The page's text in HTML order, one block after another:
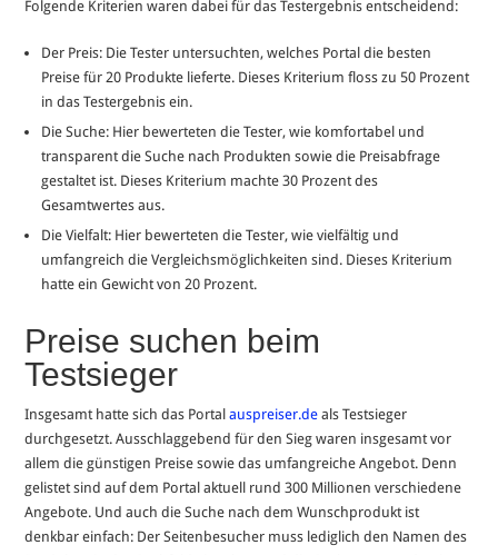
Folgende Kriterien waren dabei für das Testergebnis entscheidend:
Der Preis: Die Tester untersuchten, welches Portal die besten
Preise für 20 Produkte lieferte. Dieses Kriterium floss zu 50 Prozent
in das Testergebnis ein.
Die Suche: Hier bewerteten die Tester, wie komfortabel und
transparent die Suche nach Produkten sowie die Preisabfrage
gestaltet ist. Dieses Kriterium machte 30 Prozent des
Gesamtwertes aus.
Die Vielfalt: Hier bewerteten die Tester, wie vielfältig und
umfangreich die Vergleichsmöglichkeiten sind. Dieses Kriterium
hatte ein Gewicht von 20 Prozent.
Preise suchen beim
Testsieger
Insgesamt hatte sich das Portalauspreiser.de als Testsieger
durchgesetzt. Ausschlaggebend für den Sieg waren insgesamt vor
allem die günstigen Preise sowie das umfangreiche Angebot. Denn
gelistet sind auf dem Portal aktuell rund 300 Millionen verschiedene
Angebote. Und auch die Suche nach dem Wunschprodukt ist
denkbar einfach: Der Seitenbesucher muss lediglich den Namen des